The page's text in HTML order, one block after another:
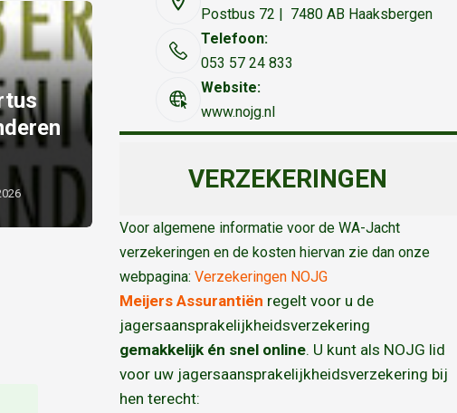
Postbus 72 | 7480 AB Haaksbergen
Telefoon:
053 57 24 833
Website:
www.nojg.nl
VERZEKERINGEN
Voor algemene informatie voor de WA-Jacht
verzekeringen en de kosten hiervan zie dan onze
webpagina: Verzekeringen NOJG
Meijers Assurantiën regelt voor u de
jagersaansprakelijkheidsverzekering
gemakkelijk én snel online. U kunt als NOJG lid
voor uw jagersaansprakelijkheidsverzekering bij
hen terecht: